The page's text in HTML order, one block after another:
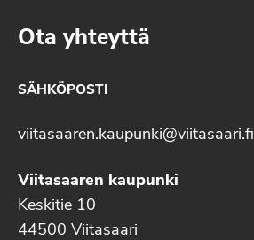
Ota yhteyttä
SÄHKÖPOSTI
viitasaaren.kaupunki@viitasaari.fi
Viitasaaren kaupunki
Keskitie 10
44500 Viitasaari